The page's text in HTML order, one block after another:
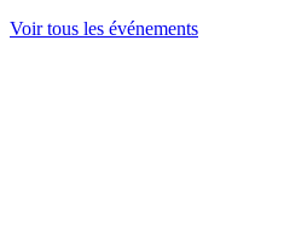
Voir tous les événements